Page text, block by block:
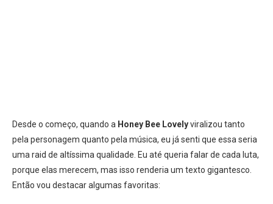
Desde o começo, quando a Honey Bee Lovelyviralizou tanto
pela personagem quanto pela música, eu já senti que essa seria
uma raid de altíssima qualidade. Eu até queria falar de cada luta,
porque elas merecem, mas isso renderia um texto gigantesco.
Então vou destacar algumas favoritas: